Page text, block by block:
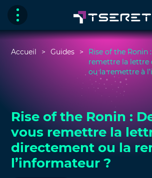
Accueil Guides
Rise of the Ronin
remettre la lettre
ou la remettre à
Rise of the Ronin :
vous remettre la
directement ou la
l’informateur ?